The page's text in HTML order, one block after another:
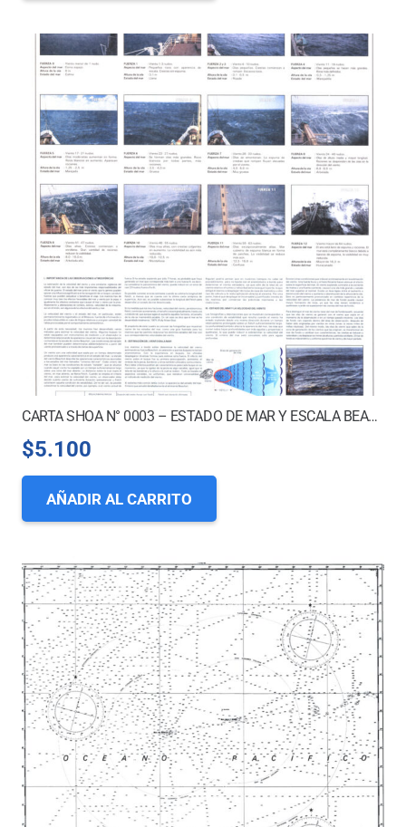
CARTA SHOA N° 0003 – ESTADO DE MAR Y ESCALA BEAUFORT
$5.100
AÑADIR AL CARRITO